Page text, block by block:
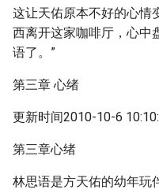
这让天佑原本不好的心情
西离开这家咖啡厅，心中
语了。”
第三章 心绪
更新时间2010-10-6
第三章心绪
林思语是方天佑的幼年玩